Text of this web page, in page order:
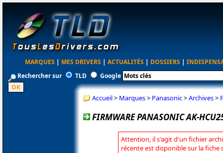
MARQUES | MES DRIVERS | ACTUALITÉS | DOSSIERS |
Rechercher sur
TLD Google
Accueil> Marques> Panasonic>Archives>
FIRMWARE PANASONIC AK-
Attention, il s'agit d'un fichier
récente est disponible sur la fiche